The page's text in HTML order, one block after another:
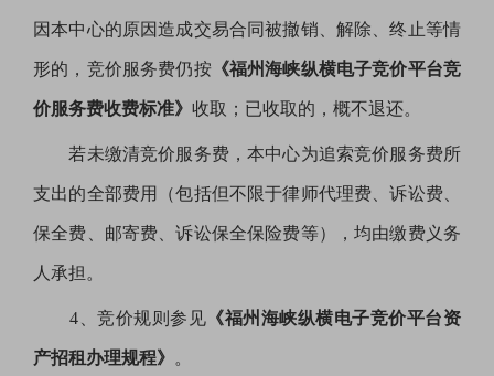
因本中心的原因造成交易合同被撤销、解除、终止等情
形的，竞价服务费仍按《福州海峡纵横电子竞价平台竞
价服务费收费标准》 收取；已收取的，概不退还。
若未缴清竞价服务费，本中心为追索竞价服务费所
支出的全部费用（包括但不限于律师代理费、诉讼费、
保全费、邮寄费、诉讼保全保险费等），均由缴费义务
人承担。
4、竞价规则参见 《福州海峡纵横电子竞价平台资
产招租办理规程》 。